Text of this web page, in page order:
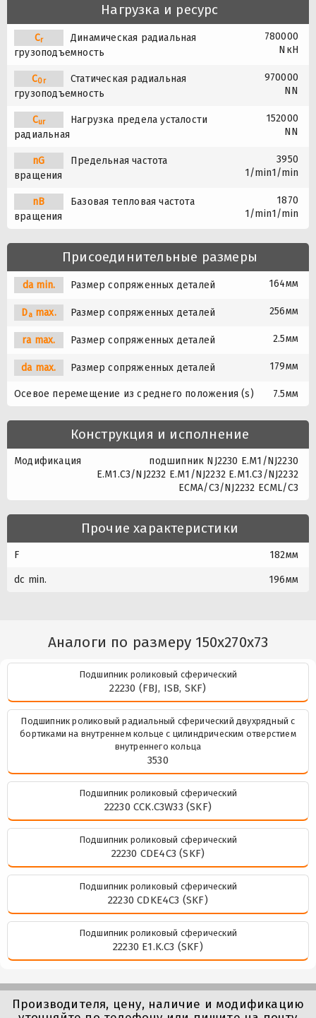
Нагрузка и ресурс
Cr
Динамическая радиальная
грузоподъемность
780000
NкН
C0r
Статическая радиальная
грузоподъемность
970000
NN
Cur
Нагрузка предела усталости
радиальная
152000
NN
nG
Предельная частота
вращения
3950
1/min1/min
nB
Базовая тепловая частота
вращения
1870
1/min1/min
Присоединительные размеры
da min. Размер сопряженных деталей 164мм
Damax. Размер сопряженных деталей 256мм
ra max. Размер сопряженных деталей 2.5мм
da max. Размер сопряженных деталей 179мм
Осевое перемещение из среднего положения (s) 7.5мм
Конструкция и исполнение
Модификация
подшипник NJ2230 E.M1/NJ2230
E.M1.C3/NJ2232 E.M1/NJ2232 E.M1.C3/NJ2232
ECMA/C3/NJ2232 ECML/C3
Прочие характеристики
F 182мм
dc min. 196мм
Аналоги по размеру 150x270x73
Подшипник роликовый сферический
22230 (FBJ, ISB, SKF)
Подшипник роликовый радиальный сферический двухрядный с
бортиками на внутреннем кольце с цилиндрическим отверстием
внутреннего кольца
3530
Подшипник роликовый сферический
22230 CCK.C3W33 (SKF)
Подшипник роликовый сферический
22230 CDE4C3 (SKF)
Подшипник роликовый сферический
22230 CDKE4C3 (SKF)
Подшипник роликовый сферический
22230 E1.K.C3 (SKF)
Производителя, цену, наличие и модификацию